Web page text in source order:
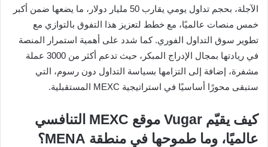
الآجلة، بحجم تداول يومي يقارب 50 مليار دولار، ما يضعها ضمن أكبر
خمس منصات عالميًا، مع خطط لتعزيز هذا التفوق بالتوازي مع
تطوير سوق التداول الفوري. كما شدد على أهمية استمرار المنصة
في ريادتها بمجال الإدراج المبكر، حيث تدعم أكثر من 3000 عملة
مشفرة، إضافة إلى التزامها بسياسة التداول دون رسوم، التي
ستبقى محورًا أساسيًا في استراتيجية MEXC المستقبلية.
كيف يقيّم Vugar موقع MEXC التنافسي
عالميًا، وما طموحها في منطقة MENA؟